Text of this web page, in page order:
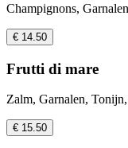
Champignons,
€ 14.50
Frutti di mare
Zalm, Garnalen,
€ 15.50